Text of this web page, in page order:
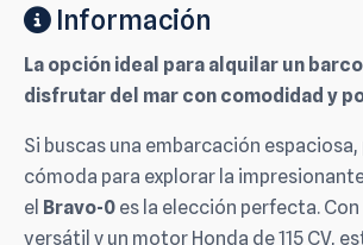
Información
La opción ideal para alquilar un
disfrutar del mar con comodidad y
Si buscas una embarcación
cómoda para explorar la
el Bravo-0 es la elección perfecta.
versátil y un motor Honda de 115 CV,